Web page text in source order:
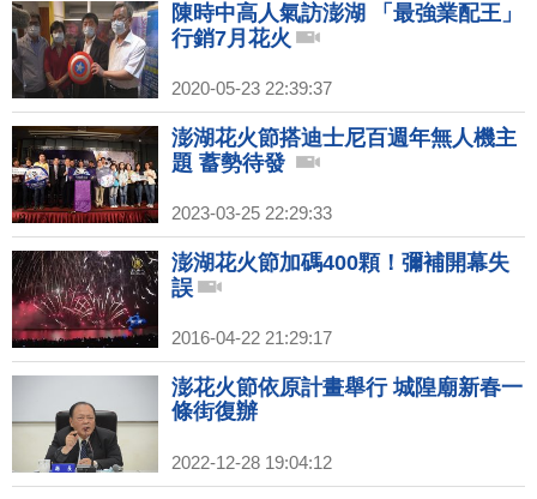
陳時中高人氣訪澎湖 「最強業配王」
行銷7月花火
2020-05-23 22:39:37
澎湖花火節搭迪士尼百週年無人機主
題 蓄勢待發
2023-03-25 22:29:33
澎湖花火節加碼400顆！彌補開幕失
誤
2016-04-22 21:29:17
澎花火節依原計畫舉行 城隍廟新春一
條街復辦
2022-12-28 19:04:12